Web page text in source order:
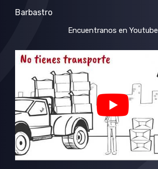
Barbastro
Encuentranos en Youtube